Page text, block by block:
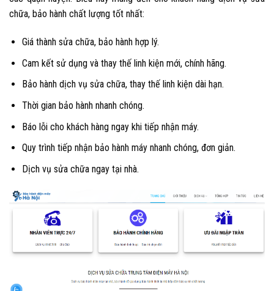
chữa, bảo hành chất lượng tốt nhất:
Giá thành sửa chữa, bảo hành hợp lý.
Cam kết sử dụng và thay thế linh kiện mới, chính hãng.
Bảo hành dịch vụ sửa chữa, thay thế linh kiện dài hạn.
Thời gian bảo hành nhanh chóng.
Báo lỗi cho khách hàng ngay khi tiếp nhận máy.
Quy trình tiếp nhận bảo hành máy nhanh chóng, đơn giản.
Dịch vụ sửa chữa ngay tại nhà.